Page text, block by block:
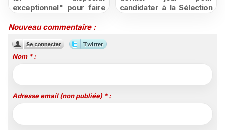
exceptionnel" pour faire
2026
candidater à la Sélection
Nouveau commentaire :
Nom * :
Adresse email (non publiée) * :